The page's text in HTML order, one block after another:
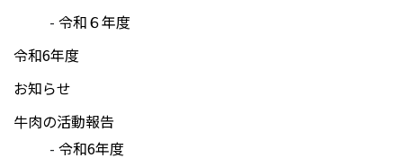
令和６年度
令和6年度
お知らせ
牛肉の活動報告
令和6年度